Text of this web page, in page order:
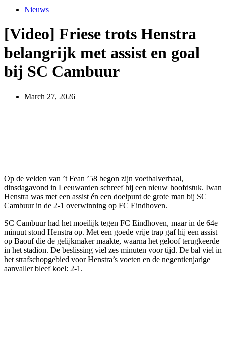
Nieuws
[Video] Friese trots Henstra
belangrijk met assist en goal
bij SC Cambuur
March 27, 2026
Op de velden van ’t Fean ’58 begon zijn voetbalverhaal,
dinsdagavond in Leeuwarden schreef hij een nieuw hoofdstuk. Iwan
Henstra was met een assist én een doelpunt de grote man bij SC
Cambuur in de 2-1 overwinning op FC Eindhoven.
SC Cambuur had het moeilijk tegen FC Eindhoven, maar in de 64e
minuut stond Henstra op. Met een goede vrije trap gaf hij een assist
op Baouf die de gelijkmaker maakte, waarna het geloof terugkeerde
in het stadion. De beslissing viel zes minuten voor tijd. De bal viel in
het strafschopgebied voor Henstra’s voeten en de negentienjarige
aanvaller bleef koel: 2-1.